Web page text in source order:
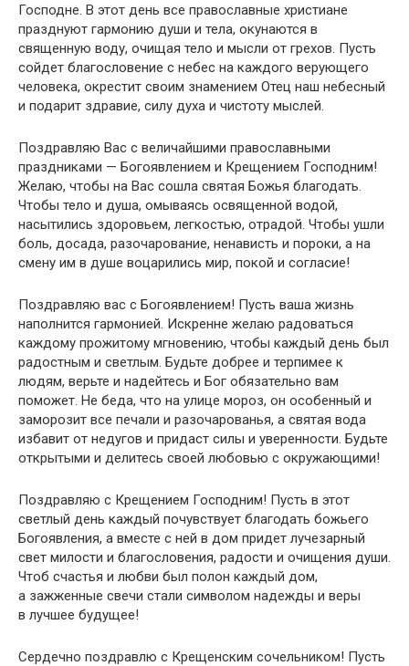
Господне. В этот день все православные христиане
празднуют гармонию души и тела, окунаются в
священную воду, очищая тело и мысли от грехов. Пусть
сойдет благословение с небес на каждого верующего
человека, окрестит своим знамением Отец наш небесный
и подарит здравие, силу духа и чистоту мыслей.
Поздравляю Вас с величайшими православными
праздниками — Богоявлением и Крещением Господним!
Желаю, чтобы на Вас сошла святая Божья благодать.
Чтобы тело и душа, омываясь освященной водой,
насытились здоровьем, легкостью, отрадой. Чтобы ушли
боль, досада, разочарование, ненависть и пороки, а на
смену им в душе воцарились мир, покой и согласие!
Поздравляю вас с Богоявлением! Пусть ваша жизнь
наполнится гармонией. Искренне желаю радоваться
каждому прожитому мгновению, чтобы каждый день был
радостным и светлым. Будьте добрее и терпимее к
людям, верьте и надейтесь и Бог обязательно вам
поможет. Не беда, что на улице мороз, он особенный и
заморозит все печали и разочарованья, а святая вода
избавит от недугов и придаст силы и уверенности. Будьте
открытыми и делитесь своей любовью с окружающими!
Поздравляю с Крещением Господним! Пусть в этот
светлый день каждый почувствует благодать божьего
Богоявления, а вместе с ней в дом придет лучезарный
свет милости и благословения, радости и очищения души.
Чтоб счастья и любви был полон каждый дом,
а зажженные свечи стали символом надежды и веры
в лучшее будущее!
Сердечно поздравлю с Крещенским сочельником! Пусть